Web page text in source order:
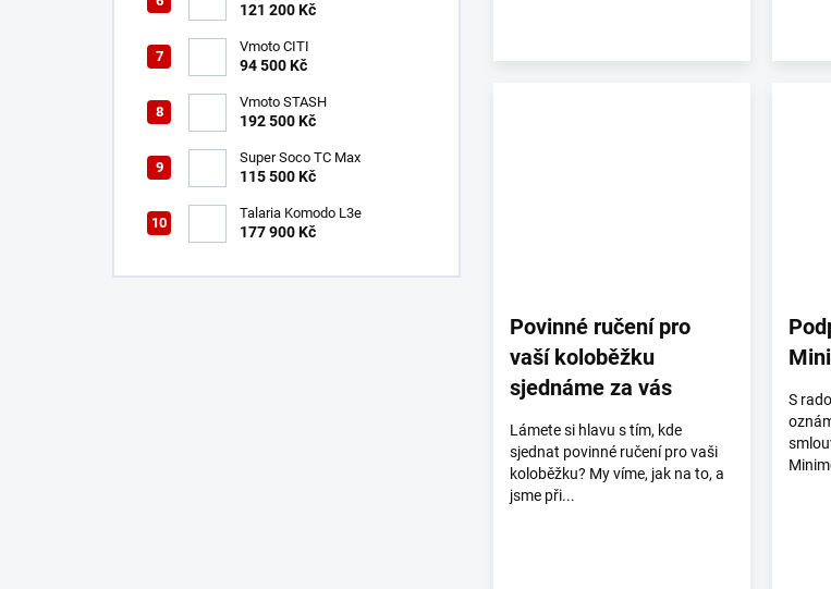
Pro
121 200 Kč
Vmoto CITI
94 500 Kč
Vmoto STASH
192 500 Kč
Super Soco TC Max
115 500 Kč
Talaria Komodo L3e
177 900 Kč
Povinné ručení pro
vaší koloběžku
sjednáme za vás
Lámete si hlavu s tím, kde
sjednat povinné ručení pro vaši
koloběžku? My víme, jak na to, a
jsme při...
S